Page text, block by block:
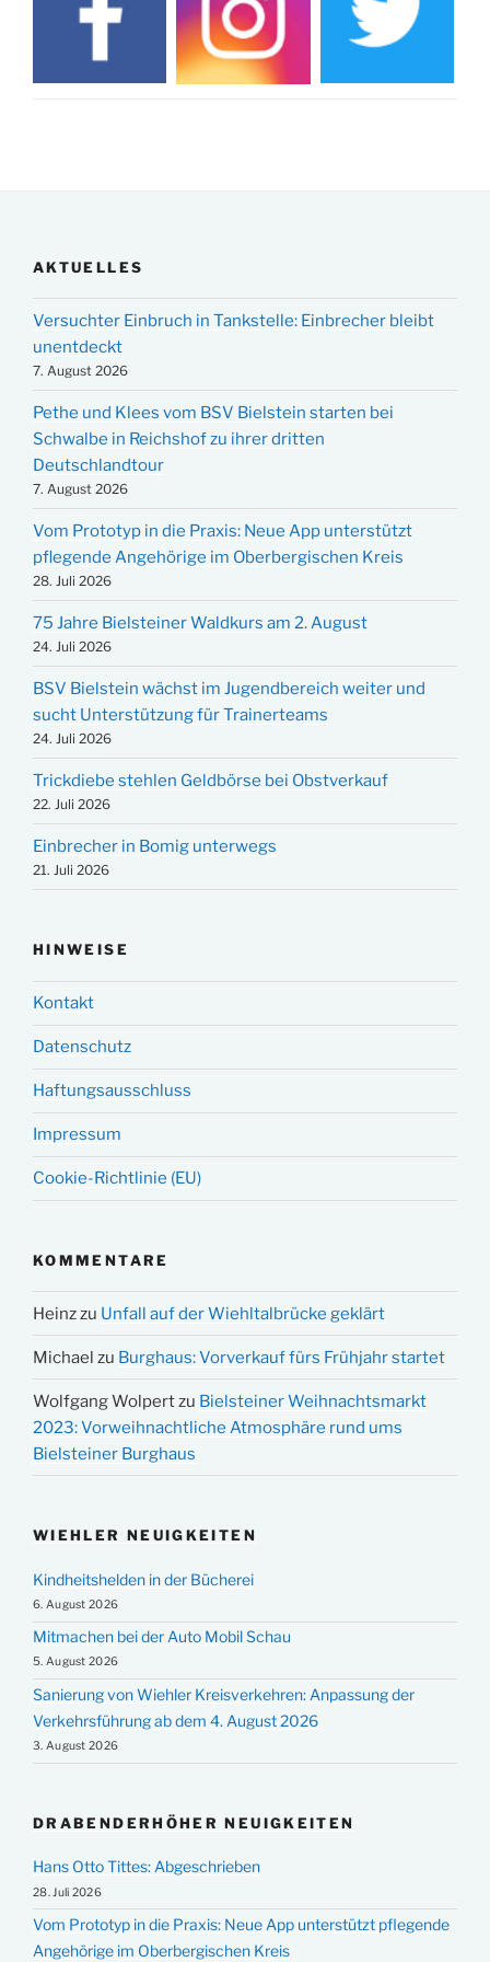
AKTUELLES
Versuchter Einbruch in Tankstelle: Einbrecher bleibt
unentdeckt
7. August 2026
Pethe und Klees vom BSV Bielstein starten bei
Schwalbe in Reichshof zu ihrer dritten
Deutschlandtour
7. August 2026
Vom Prototyp in die Praxis: Neue App unterstützt
pflegende Angehörige im Oberbergischen Kreis
28. Juli 2026
75 Jahre Bielsteiner Waldkurs am 2. August
24. Juli 2026
BSV Bielstein wächst im Jugendbereich weiter und
sucht Unterstützung für Trainerteams
24. Juli 2026
Trickdiebe stehlen Geldbörse bei Obstverkauf
22. Juli 2026
Einbrecher in Bomig unterwegs
21. Juli 2026
HINWEISE
Kontakt
Datenschutz
Haftungsausschluss
Impressum
Cookie-Richtlinie (EU)
KOMMENTARE
Heinzzu Unfall auf der Wiehltalbrücke geklärt
Michael zu Burghaus: Vorverkauf fürs Frühjahr startet
Wolfgang Wolpertzu Bielsteiner Weihnachtsmarkt
2023: Vorweihnachtliche Atmosphäre rund ums
Bielsteiner Burghaus
WIEHLER NEUIGKEITEN
Kindheitshelden in der Bücherei
6. August 2026
Mitmachen bei der Auto Mobil Schau
5. August 2026
Sanierung von Wiehler Kreisverkehren: Anpassung der
Verkehrsführung ab dem 4. August 2026
3. August 2026
DRABENDERHÖHER NEUIGKEITEN
Hans Otto Tittes: Abgeschrieben
28. Juli 2026
Vom Prototyp in die Praxis: Neue App unterstützt pflegende
Angehörige im Oberbergischen Kreis